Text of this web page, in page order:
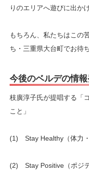
りのエリアへ遊びに出か
もちろん、私たちはこの
ち・三重県大台町でお待
今後のベルデの情
枝廣淳子氏が提唱する「
こと」
(1) Stay Healthy（体力・
(2) Stay Positive（ポジ